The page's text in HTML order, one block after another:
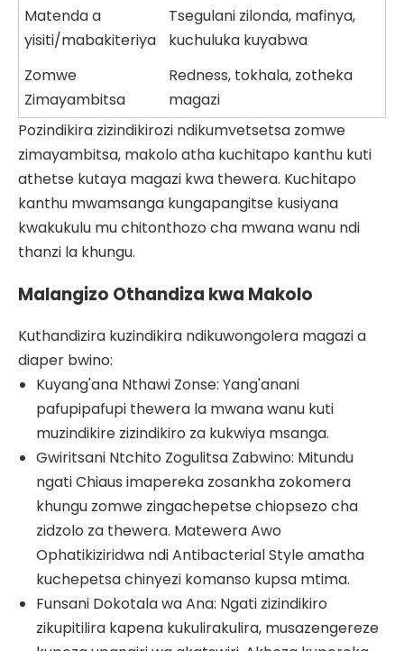
Matenda a
yisiti/mabakiteriya
Tsegulani zilonda, mafinya,
kuchuluka kuyabwa
Zomwe
Zimayambitsa
Redness, tokhala, zotheka
magazi
Pozindikira zizindikirozi ndikumvetsetsa zomwe
zimayambitsa, makolo atha kuchitapo kanthu kuti
athetse kutaya magazi kwa thewera. Kuchitapo
kanthu mwamsanga kungapangitse kusiyana
kwakukulu mu chitonthozo cha mwana wanu ndi
thanzi la khungu.
Malangizo Othandiza kwa Makolo
Kuthandizira kuzindikira ndikuwongolera magazi a
diaper bwino:
Kuyang'ana Nthawi Zonse: Yang'anani
pafupipafupi thewera la mwana wanu kuti
muzindikire zizindikiro za kukwiya msanga.
Gwiritsani Ntchito Zogulitsa Zabwino: Mitundu
ngati Chiaus imapereka zosankha zokomera
khungu zomwe zingachepetse chiopsezo cha
zidzolo za thewera. Matewera Awo
Ophatikiziridwa ndi Antibacterial Style amatha
kuchepetsa chinyezi komanso kupsa mtima.
Funsani Dokotala wa Ana: Ngati zizindikiro
zikupitilira kapena kukulirakulira, musazengereze